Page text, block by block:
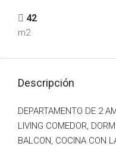
42
m2
Descripción
DEPARTAMENTO DE 2
LIVING COMEDOR,
BALCON, COCINA CON